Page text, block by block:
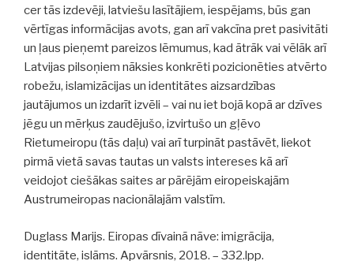
cer tās izdevēji, latviešu lasītājiem, iespējams, būs gan
vērtīgas informācijas avots, gan arī vakcīna pret pasivitāti
un ļaus pieņemt pareizos lēmumus, kad ātrāk vai vēlāk arī
Latvijas pilsoņiem nāksies konkrēti pozicionēties atvērto
robežu, islamizācijas un identitātes aizsardzības
jautājumos un izdarīt izvēli – vai nu iet bojā kopā ar dzīves
jēgu un mērķus zaudējušo, izvirtušo un gļēvo
Rietumeiropu (tās daļu) vai arī turpināt pastāvēt, liekot
pirmā vietā savas tautas un valsts intereses kā arī
veidojot ciešākas saites ar pārējām eiropeiskajām
Austrumeiropas nacionālajām valstīm.
Duglass Marijs. Eiropas dīvainā nāve: imigrācija,
identitāte, islāms. Apvārsnis, 2018. – 332.lpp.